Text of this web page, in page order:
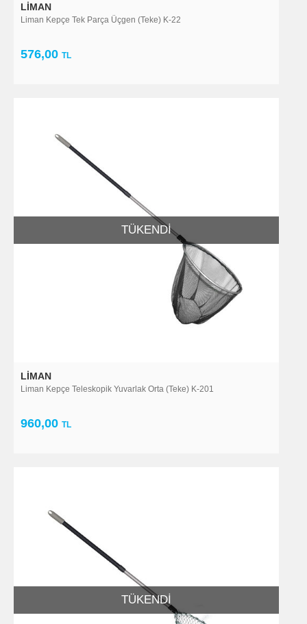
LIMAN
Liman Kepçe Tek Parça Üçgen (Teke) K-22
576,00 TL
TÜKENDI
LIMAN
Liman Kepçe Teleskopik Yuvarlak Orta (Teke) K-201
960,00 TL
TÜKENDI